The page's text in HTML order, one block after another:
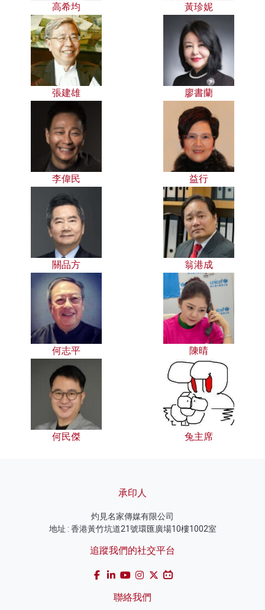
高希均 黃珍妮
張建雄 廖書蘭
李偉民 益行
關品方 翁港成
何志平 陳晴
何民傑 兔主席
承印人
灼見名家傳媒有限公司
地址 : 香港黃竹坑道21號環匯廣場10樓1002室
追蹤我們的社交平台
聯絡我們